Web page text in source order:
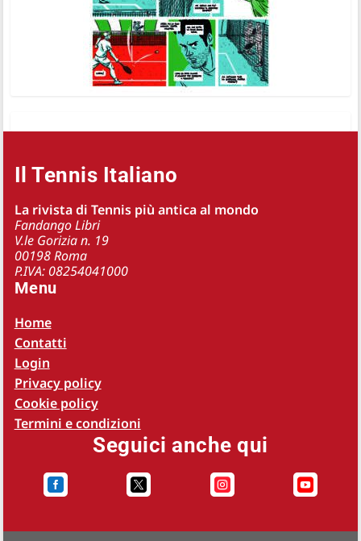
Il Tennis Italiano
La rivista di Tennis più antica al mondo
Fandango Libri
V.le Gorizia n. 19
00198 Roma
P.IVA: 08254041000
Menu
Home
Contatti
Login
Privacy policy
Cookie policy
Termini e condizioni
Seguici anche qui
   